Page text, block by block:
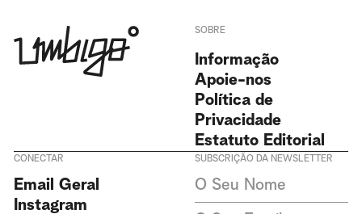
SOBRE
Informação
Apoie-nos
Política de
Privacidade
Estatuto Editorial
CONECTAR
Email Geral
Instagram
SUBSCRIÇÃO DA NEWSLETTER
Revista Umbigo e aceito a